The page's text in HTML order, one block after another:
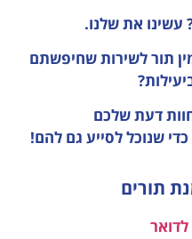
את שלנו.
תור לשירות שחיפשתם
דעתשלכם
שנוכל לסייע גם להם!
תורים
לדואר